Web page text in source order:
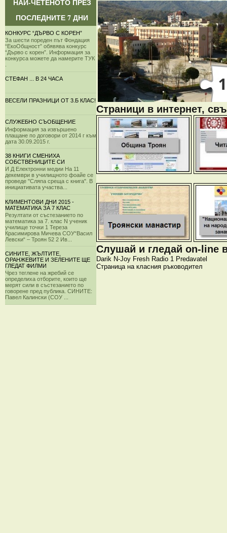
НАЙ-ЧЕТЕНОТО ПРЕЗ
ПОСЛЕДНИТЕ 7 ДНИ
КОНКУРС “ДЪРВО С КОРЕН”
За шести пореден път Фондация
“ЕкоОбщност” обявява конкурс
“Дърво с корен”. Информация за
конкурса можете да намерите ТУК
СТЕФАН ... В 24 ЧАСА
ВЕСЕЛИ ПРАЗНИЦИ ОТ 3.Б КЛАС!
СЛУЖЕБНО СЪОБЩЕНИЕ
Информация за извършено
плащане по договори от 2014 г към
дата 30.09.2015 г.
38 КНИГИ СМЕНИХА
СОБСТВЕНИЦИТЕ СИ
И Д Електронни медии На 11
декември в училищното фоайе се
проведе "Сляпа среща с книга". В
инициативата участва...
КЛИМЕНТОВИ ДНИ 2015 -
МАТЕМАТИКА ЗА 7 КЛАС
Резултати от състезанието по
математика за 7. клас N ученик
училище точки 1 Тереза
Красимирова Мичева СОУ“Васил
Левски“ – Троян 52 2 Ив...
СИНИТЕ, ЖЪЛТИТЕ,
ОРАНЖЕВИТЕ И ЗЕЛЕНИТЕ ЩЕ
ГЛЕДАТ ФИЛМИ
Чрез теглене на жребий се
определиха отборите, които ще
мерят сили в състезанието по
говорене пред публика. СИНИТЕ:
Павел Калински (СОУ ...
Страници в интернет,
Слушай и гледай on-line
Darik N-Joy Fresh Radio 1 Predavatel
Страница на класния ръководител